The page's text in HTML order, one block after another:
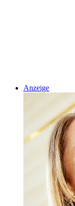
Anzeige